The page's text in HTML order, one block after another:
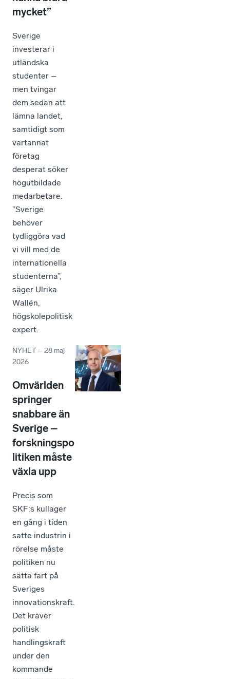
mycket”
Sverige
investerar i
utländska
studenter –
men tvingar
dem sedan att
lämna landet,
samtidigt som
vartannat
företag
desperat söker
högutbildade
medarbetare.
”Sverige
behöver
tydliggöra vad
vi vill med de
internationella
studenterna”,
säger Ulrika
Wallén,
högskolepolitisk
expert.
NYHET –28 maj
2026
Omvärlden
springer
snabbare än
Sverige –
forskningspo
litiken måste
växla upp
Precis som
SKF:s kullager
en gång i tiden
satte industrin i
rörelse måste
politiken nu
sätta fart på
Sveriges
innovationskraft.
Det kräver
politisk
handlingskraft
under den
kommande